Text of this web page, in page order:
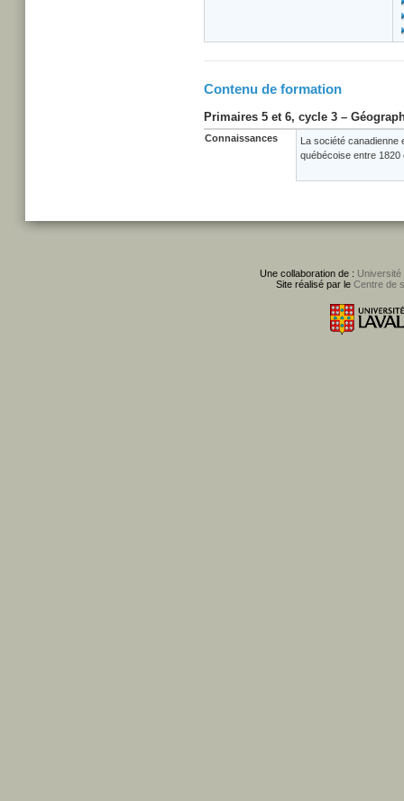
Contenu de formation
Primaires 5 et 6, cycle 3 –
Connaissances
La société canadienne
québécoise entre 1820
Une collaboration de : Université
Site réalisé par le Centre de